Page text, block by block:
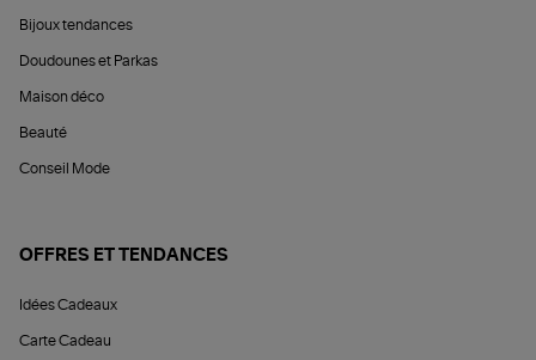
Bijoux tendances
Doudounes et Parkas
Maison déco
Beauté
Conseil Mode
OFFRES ET TENDANCES
Idées Cadeaux
Carte Cadeau